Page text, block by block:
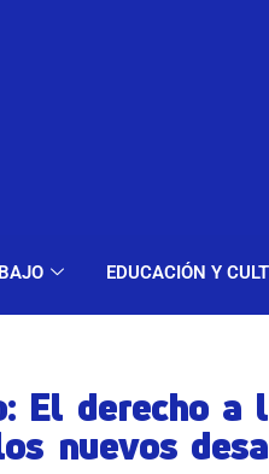
EDUCACIÓN Y
AREAS DE
El derecho a
nuevos